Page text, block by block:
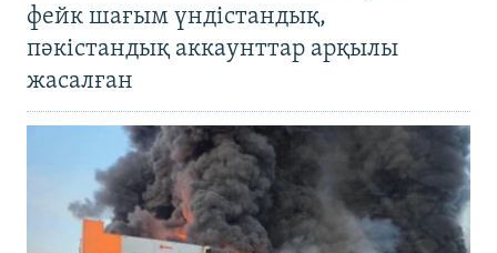
фейк шағым үндістандық,
пәкістандық аккаунттар арқылы
жасалған